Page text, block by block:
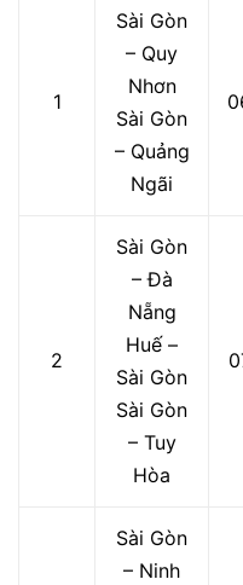
1
Sài Gòn
– Quy
Nhơn
Sài Gòn
– Quảng
Ngãi
2
Sài Gòn
– Đà
Nẵng
Huế –
Sài Gòn
Sài Gòn
– Tuy
Hòa
Sài Gòn
– Ninh